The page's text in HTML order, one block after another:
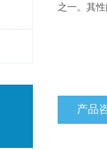
之一。其
产品